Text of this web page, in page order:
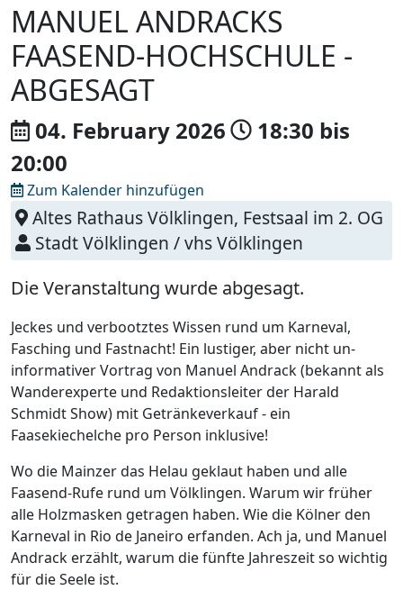
MANUEL ANDRACKS
FAASEND-HOCHSCHULE -
ABGESAGT
04. February 2026 18:30 bis
20:00
Zum Kalender hinzufügen
Altes Rathaus Völklingen, Festsaal im 2. OG
Stadt Völklingen / vhs Völklingen
Die Veranstaltung wurde abgesagt.
Jeckes und verbootztes Wissen rund um Karneval,
Fasching und Fastnacht! Ein lustiger, aber nicht un-
informativer Vortrag von Manuel Andrack (bekannt als
Wanderexperte und Redaktionsleiter der Harald
Schmidt Show) mit Getränkeverkauf - ein
Faasekiechelche pro Person inklusive!
Wo die Mainzer das Helau geklaut haben und alle
Faasend-Rufe rund um Völklingen. Warum wir früher
alle Holzmasken getragen haben. Wie die Kölner den
Karneval in Rio de Janeiro erfanden. Ach ja, und Manuel
Andrack erzählt, warum die fünfte Jahreszeit so wichtig
für die Seele ist.